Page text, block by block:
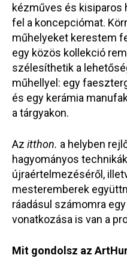
kézműves és kisiparos
fel a koncepciómat.
műhelyeket kerestem
egy közös kollekció
szélesíthetik a
műhellyel: egy
és egy kerámia
a tárgyakon.
Az itthon. a helyben
hagyományos
újraértelmezéséről,
mesteremberek
ráadásul számomra
vonatkozása is van a
Mit gondolsz az